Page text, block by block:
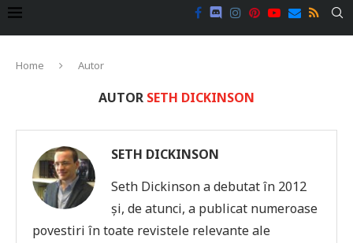
Home Autor
AUTOR SETH DICKINSON
SETH DICKINSON
Seth Dickinson a debutat în 2012
și, de atunci, a publicat numeroase
povestiri în toate revistele relevante ale